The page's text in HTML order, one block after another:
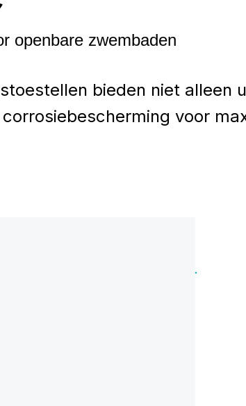
openbare zwembaden
bieden niet alleen
voor